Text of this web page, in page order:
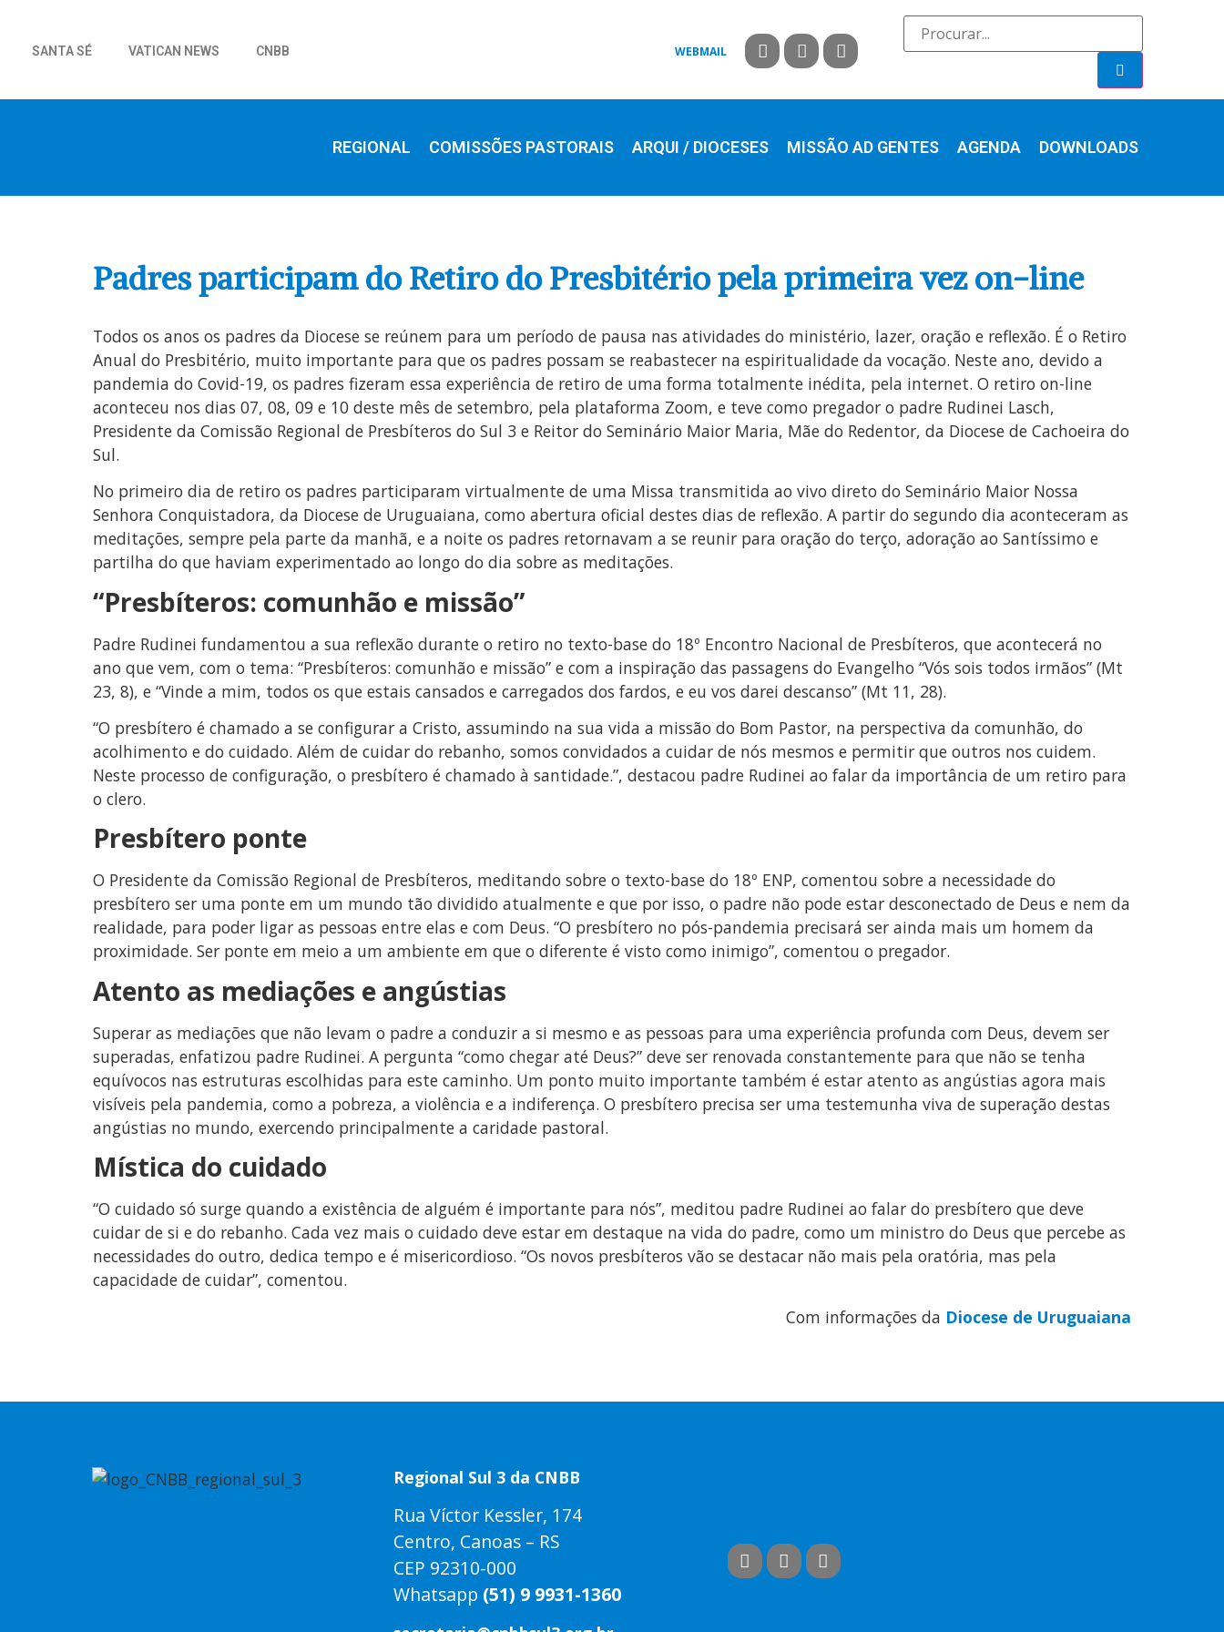
SANTA SÉ VATICAN NEWS CNBB WEBMAIL
REGIONAL COMISSÕES PASTORAIS ARQUI / DIOCESES MISSÃO AD GENTES AGENDA DOWNLOADS
Padres participam do Retiro do Presbitério pela primeira vez on-line
Todos os anos os padres da Diocese se reúnem para um período de pausa nas atividades do ministério, lazer, oração e reflexão. É o Retiro
Anual do Presbitério, muito importante para que os padres possam se reabastecer na espiritualidade da vocação. Neste ano, devido a
pandemia do Covid-19, os padres fizeram essa experiência de retiro de uma forma totalmente inédita, pela internet. O retiro on-line
aconteceu nos dias 07, 08, 09 e 10 deste mês de setembro, pela plataforma Zoom, e teve como pregador o padre Rudinei Lasch,
Presidente da Comissão Regional de Presbíteros do Sul 3 e Reitor do Seminário Maior Maria, Mãe do Redentor, da Diocese de Cachoeira do
Sul.
No primeiro dia de retiro os padres participaram virtualmente de uma Missa transmitida ao vivo direto do Seminário Maior Nossa
Senhora Conquistadora, da Diocese de Uruguaiana, como abertura oficial destes dias de reflexão. A partir do segundo dia aconteceram as
meditações, sempre pela parte da manhã, e a noite os padres retornavam a se reunir para oração do terço, adoração ao Santíssimo e
partilha do que haviam experimentado ao longo do dia sobre as meditações.
“Presbíteros: comunhão e missão”
Padre Rudinei fundamentou a sua reflexão durante o retiro no texto-base do 18º Encontro Nacional de Presbíteros, que acontecerá no
ano que vem, com o tema: “Presbíteros: comunhão e missão” e com a inspiração das passagens do Evangelho “Vós sois todos irmãos” (Mt
23, 8), e “Vinde a mim, todos os que estais cansados e carregados dos fardos, e eu vos darei descanso” (Mt 11, 28).
“O presbítero é chamado a se configurar a Cristo, assumindo na sua vida a missão do Bom Pastor, na perspectiva da comunhão, do
acolhimento e do cuidado. Além de cuidar do rebanho, somos convidados a cuidar de nós mesmos e permitir que outros nos cuidem.
Neste processo de configuração, o presbítero é chamado à santidade.”, destacou padre Rudinei ao falar da importância de um retiro para
o clero.
Presbítero ponte
O Presidente da Comissão Regional de Presbíteros, meditando sobre o texto-base do 18º ENP, comentou sobre a necessidade do
presbítero ser uma ponte em um mundo tão dividido atualmente e que por isso, o padre não pode estar desconectado de Deus e nem da
realidade, para poder ligar as pessoas entre elas e com Deus. “O presbítero no pós-pandemia precisará ser ainda mais um homem da
proximidade. Ser ponte em meio a um ambiente em que o diferente é visto como inimigo”, comentou o pregador.
Atento as mediações e angústias
Superar as mediações que não levam o padre a conduzir a si mesmo e as pessoas para uma experiência profunda com Deus, devem ser
superadas, enfatizou padre Rudinei. A pergunta “como chegar até Deus?” deve ser renovada constantemente para que não se tenha
equívocos nas estruturas escolhidas para este caminho. Um ponto muito importante também é estar atento as angústias agora mais
visíveis pela pandemia, como a pobreza, a violência e a indiferença. O presbítero precisa ser uma testemunha viva de superação destas
angústias no mundo, exercendo principalmente a caridade pastoral.
Mística do cuidado
“O cuidado só surge quando a existência de alguém é importante para nós”, meditou padre Rudinei ao falar do presbítero que deve
cuidar de si e do rebanho. Cada vez mais o cuidado deve estar em destaque na vida do padre, como um ministro do Deus que percebe as
necessidades do outro, dedica tempo e é misericordioso. “Os novos presbíteros vão se destacar não mais pela oratória, mas pela
capacidade de cuidar”, comentou.
Com informações da Diocese de Uruguaiana
Regional Sul 3 da CNBB
Rua Víctor Kessler, 174
Centro, Canoas – RS
CEP 92310-000
Whatsapp (51) 9 9931-1360